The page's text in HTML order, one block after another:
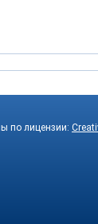
по лицензии: